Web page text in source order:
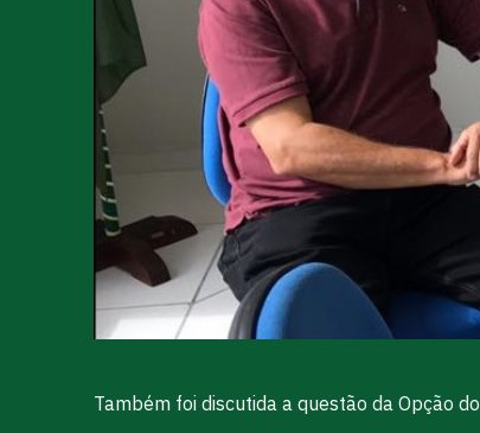
Também foi discutida a questão da Opção